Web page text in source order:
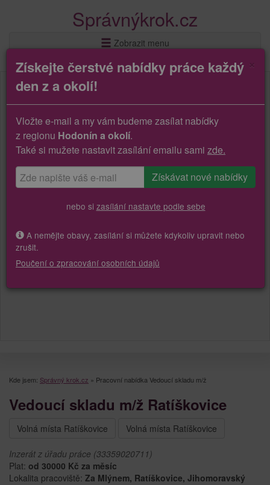
Správnýkrok.cz
Zobrazit menu
Kde jsem: Správný krok.cz » Pracovní nabídka Vedoucí skladu m/ž
Vedoucí skladu m/ž Ratíškovice
Volná místa Ratíškovice Volná místa Ratíškovice
Inzerát z úřadu práce (33359020711)
Plat: od 30000 Kč za měsíc
Lokalita pracoviště: Za Mlýnem, Ratíškovice, Jihomoravský
Získejte čerstvé nabídky práce každý
den z a okolí!
Vložte e-mail a my vám budeme zasílat nabídky
z regionu Hodonín a okolí.
Také si mužete nastavit zasílání emailu sami zde.
nebo si zasílání nastavte podle sebe
A nemějte obavy, zasílání si můžete kdykoliv upravit nebo
zrušit.
Poučení o zpracování osobních údajů